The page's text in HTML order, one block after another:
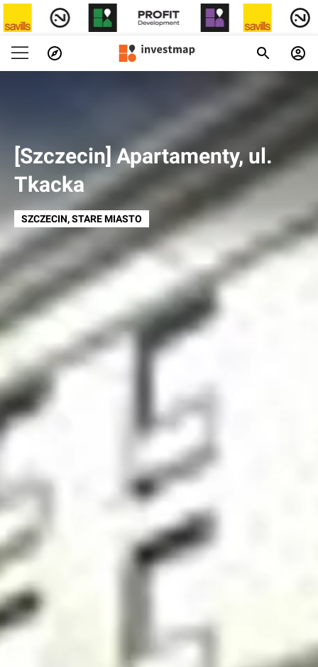
[Szczecin] Apartamenty, ul.
Tkacka
SZCZECIN, STARE MIASTO